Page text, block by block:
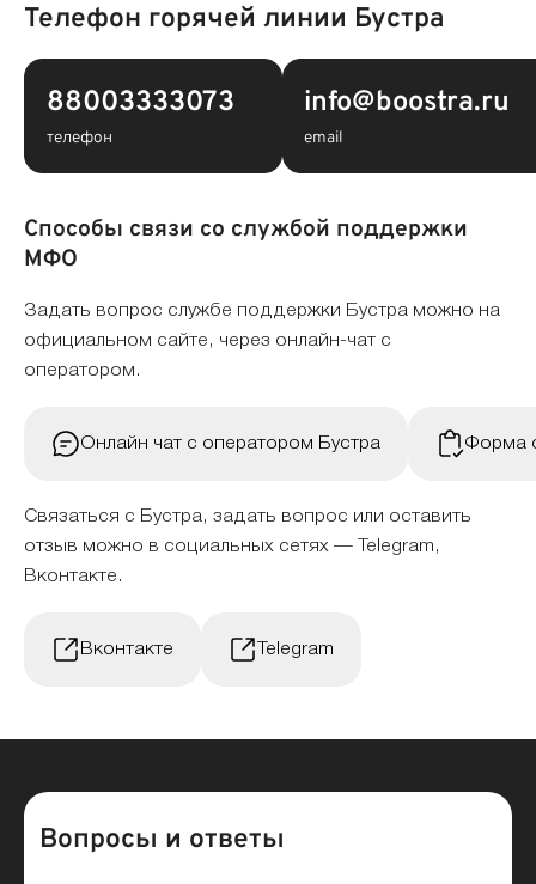
Телефон горячей линии Бустра
88003333073
телефон
info@boostra.ru
email
Способы связи со службой поддержки
МФО
Задать вопрос службе поддержки Бустра можно на
официальном сайте, через онлайн-чат с
оператором.
Онлайн чат с оператором Бустра Форма
Связаться с Бустра, задать вопрос или оставить
отзыв можно в социальных сетях — Telegram,
Вконтакте.
Вконтакте Telegram
Вопросы и ответы